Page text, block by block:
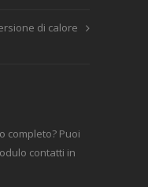
di calore
completo? Puoi
contatti in